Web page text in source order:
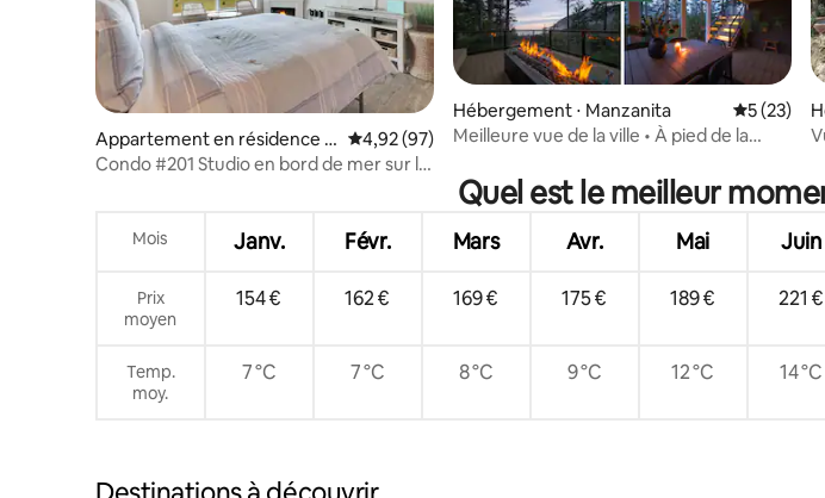
Appartement en résidence ⋅
Seaside
Évaluation moyenne sur la base de 97 commentaires :
4,92 (97)
Condo #201 Studio en bord de mer sur la
Hébergement ⋅ Manzanita Évaluation
5 (23)
Meilleure vue de la ville • À pied de la
Quel est le meilleur
Mois Janv. Févr. Mars Avr. Mai Juin
Prix
moyen
154 € 162 € 169 € 175 € 189 € 221 €
Temp.
moy.
7 °C 7 °C 8 °C 9 °C 12 °C 14 °C